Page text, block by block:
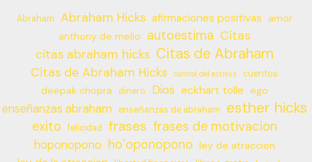
Abraham Abraham Hicks afirmaciones positivas
amor
anthony de mello
autoestima Citas
citas abraham hicks Citas de Abraham
Citas de Abraham Hicks control del estress cuentos
deepak chopra dinero Dios eckhart tolle ego
enseñanzas abraham enseñanzas de abraham esther hicks
exito felicidad frases frases de motivacion
hoponopono ho’oponopono ley de atraccion